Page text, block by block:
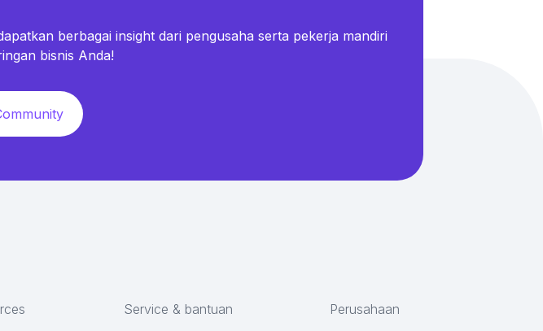
berbagai insight dari pengusaha serta pekerja mandiri
bisnis Anda!
Service & bantuan
Perusahaan